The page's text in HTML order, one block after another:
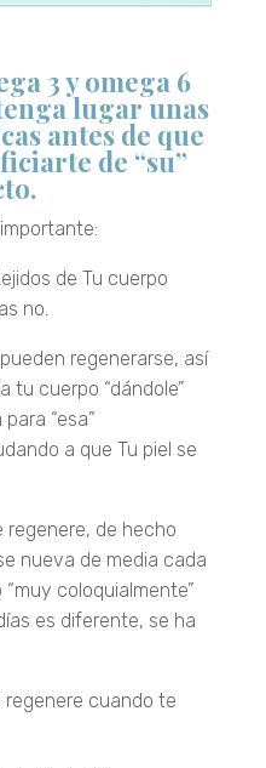
3 y omega 6
lugar unas
antes de que
de “su”
de Tu cuerpo
no.
regenerarse, así
tu cuerpo “dándole”
“esa”
a que Tu piel se
regenere, de hecho
nueva de media cada
coloquialmente”
es diferente, se ha
regenere cuando te